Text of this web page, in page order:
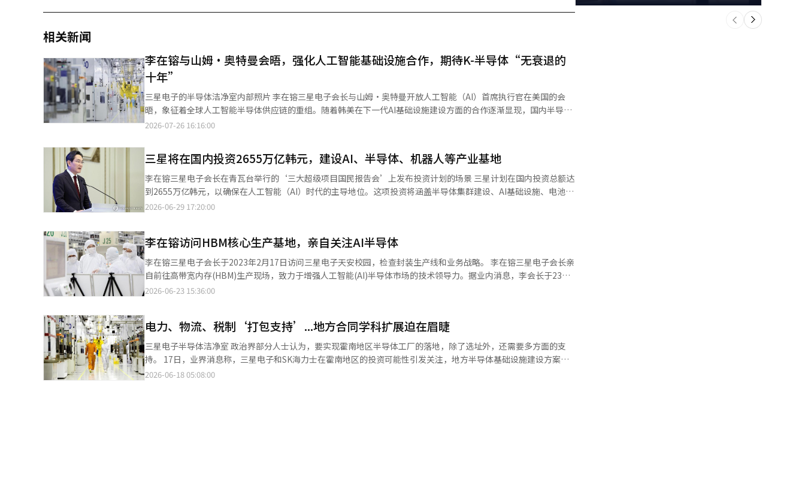
相关新闻
李在镕与山姆·奥特曼会晤，强化人工智能基础设施合作，期待K-半导体“无衰退的
十年”
三星电子的半导体洁净室内部照片 李在镕三星电子会长与山姆·奥特曼开放人工智能（AI）首席执行官在美国的会
晤，象征着全球人工智能半导体供应链的重组。随着韩美在下一代AI基础设施建设方面的合作逐渐显现，国内半导体
产业对“峰值后放缓”的担忧有望得到显著缓解。26日，业界消息称，三星电子与开放AI的合作正在从高带宽内存
装提供一体化服务，这被认为是此次讨论的核心。特别是李会长与奥特曼CEO的会晤，是为了迅速消除半导体供应的
不确定性，确保稳定性。对于开放AI来说，持续推进大型语言模型（LLM）的发展，确保大规模半导体供应是首要任
务。在全球内存供应短缺的背景下，开放AI与三星电子之间的长期供货合同（LTA）即将达成的预期也随之而来。如
果大型LTA得以确认，三星电子将获得高附加值HBM的长期供应来源，并为在代工和先进封装领域扩展订单奠定基
供货合同，并与多家大型科技公司就先进内存的长期供货进行谈判。初始合同期限通常在五年左右，但考虑到新产线
达、微软、谷歌等公司为抢占HBM生产线，甚至提出数万亿韩元的预付款以扩大供应。SK海力士在第一季度的业绩
发布中表示，“未来三年的客户需求已经超过了生产能力（CAPA）”，并指出不仅第六代HBM（HBM4），第七代
HBM（HBM4E）的长期供货合同请求也接踵而至。专家们认为，三星电子和SK海力士主导的以LTA为中心的大型科
大规模预付款和供应量为前提的LTA将大大提高国内半导体企业的盈利预测能力，这将成为打破过去每次下行周期时
不得不承受数万亿韩元亏损的‘鸡蛋游戏’恶性循环的决定性契机。”※ 本报道经人工智能（AI）系统翻译与编辑。
2026-07-26 16:16:00
三星将在国内投资2655万亿韩元，建设AI、半导体、机器人等产业基地
李在镕三星电子会长在青瓦台举行的‘三大超级项目国民报告会’上发布投资计划的场景 三星计划在国内投资总额达
到2655万亿韩元，以确保在人工智能（AI）时代的主导地位。这项投资将涵盖半导体集群建设、AI基础设施、电池、
机器人和下一代显示器等未来产业，旨在将韩国打造成全球先进产业的中心。三星于29日宣布，为了积极应对AI时代
池、信息技术（IT）部件和材料等，主要覆盖湖南、忠清和庆尚地区。在湖南地区，将投资总额425万亿韩元，其中
半导体领域的投资规模达到400万亿韩元。三星电子计划在光州建设新的半导体生产工厂（Fab），并建立基于数字
双胞胎的创新中心。为了应对快速增长的半导体需求，光州被视为继器兴、华城、平泽和龙仁之后的下一代半导体集
群的有力候选地。光州半导体集群的建立预计将与首都圈一起，成为推动国内半导体产业的两个核心基地。此外，三
星电子还计划在光州的工厂建立智能家电用的数字双胞胎创新中心，并建设AI数据中心用的热泵和空调生产设施。三
公司的依赖，国家自主开发和控制的人工智能生态系统。海宁AI数据中心将作为政府人工智能转型（AX）的支持基
地，同时负责金融、国防和公共服务领域的AX支持，增强大学、研究机构和企业的研发能力，以及支持工业用物理AI
等功能。三星物产将在湖南地区投资建设太阳能发电设施、基于核能的氢气生产设施和绿色氢气示范区。三星电子还
计划在全北高敞建设全球最先进的物流中心。在忠清地区，将投入总额140万亿韩元。三星电子将在天安和温阳投资
56万亿韩元，建设最先进的高带宽内存（HBM）生产设施。三星显示器将在牙山投资67万亿韩元，建立折叠智能手
2026-06-29 17:20:00
李在镕访问HBM核心生产基地，亲自关注AI半导体
李在镕三星电子会长于2023年2月17日访问三星电子天安校园，检查封装生产线和业务战略。 李在镕三星电子会长亲
自前往高带宽内存(HBM)生产现场，致力于增强人工智能(AI)半导体市场的技术领导力。据业内消息，李会长于23日
访问了位于忠南天安的C1·C2生产线，听取了关于生产运营现状、生产计划和技术开发进展的介绍。随后，他穿上
需求激增，李会长此次亲自前往现场检查生产竞争力和供应应对体系，意义深远。此次现场访问恰逢三星电子在HBM
市场进一步加强技术领导力的关键时刻，值得关注。三星电子于今年2月成功实现全球首批6代HBM4的量产出货，抢
占了下一代HBM市场。随后在5月，三星电子又向全球客户供应了全球首个7代产品HBM4E的12层样品，进一步证明
了其技术竞争力。HBM4的量产和HBM4E样品供应相隔约三个月，三星电子在AI内存市场的下一代产品开发和供应进
度上被认为是最快的。此次访问被解读为对这些技术领先成果在实际生产现场的检查，以及对未来业务扩展战略的直
2026-06-23 15:36:00
电力、物流、税制‘打包支持’...地方合同学科扩展迫在眉睫
三星电子半导体洁净室 政治界部分人士认为，要实现霍南地区半导体工厂的落地，除了选址外，还需要多方面的支
持。 17日，业界消息称，三星电子和SK海力士在霍南地区的投资可能性引发关注，地方半导体基础设施建设方案也
随之受到重视。业界普遍认为，后道工序和包装工序将优先考虑，而包装作为影响AI半导体性能的关键工序，其选址
2026-06-18 05:08:00
下
一
个